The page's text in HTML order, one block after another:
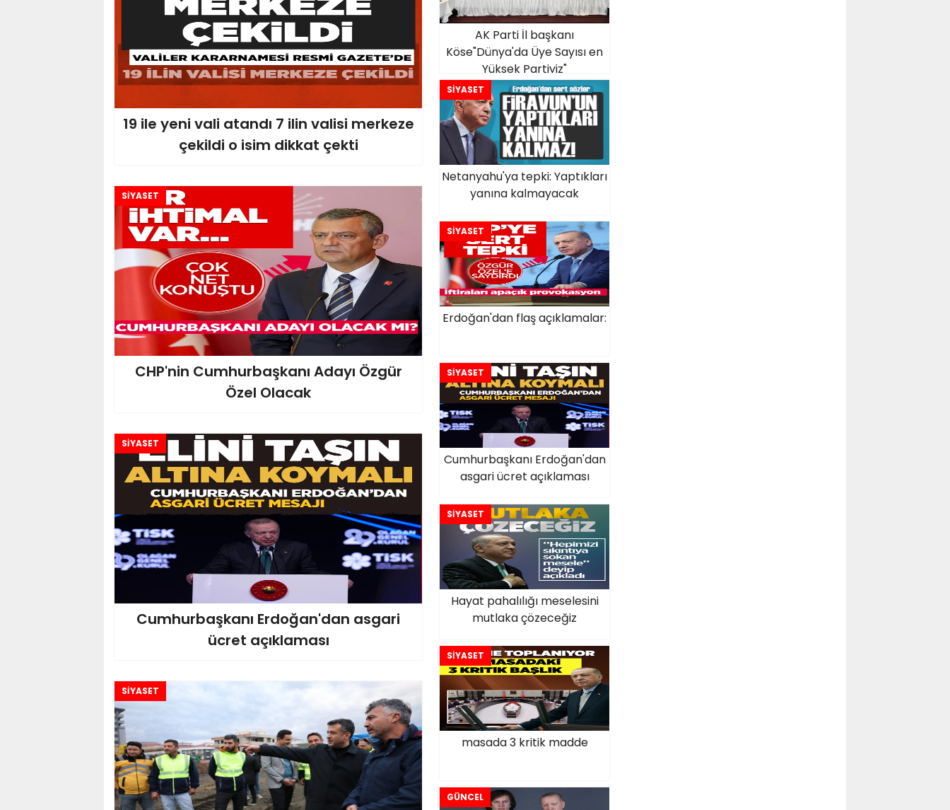
19 ile yeni vali atandı 7 ilin valisi merkeze
çekildi o isim dikkat çekti
AK Parti İl başkanı
Köse"Dünya'da Üye Sayısı en
Yüksek Partiyiz"
SİYASET
Netanyahu'ya tepki: Yaptıkları
yanına kalmayacak
SİYASET
CHP'nin Cumhurbaşkanı Adayı Özgür
Özel Olacak
SİYASET
Erdoğan'dan flaş açıklamalar:
SİYASET
Cumhurbaşkanı Erdoğan'dan
asgari ücret açıklaması
SİYASET
Cumhurbaşkanı Erdoğan'dan asgari
ücret açıklaması
SİYASET
Hayat pahalılığı meselesini
mutlaka çözeceğiz
SİYASET
masada 3 kritik madde
SİYASET
GÜNCEL